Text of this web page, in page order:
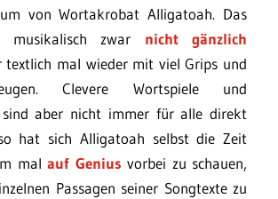
von Wortakrobat Alligatoah. Das
musikalisch zwar nicht gänzlich
textlich mal wieder mit viel Grips und
Clevere Wortspiele und
sind aber nicht immer für alle direkt
hat sich Alligatoah selbst die Zeit
malauf Genius vorbei zu schauen,
Passagen seiner Songtexte zu